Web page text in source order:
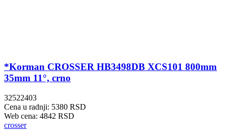
*Korman CROSSER HB3498DB XCS101 800mm
35mm 11°, crno
32522403
Cena u radnji: 5380 RSD
Web cena: 4842 RSD
crosser